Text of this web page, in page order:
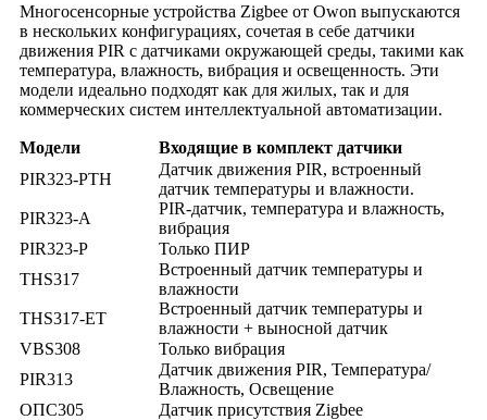
Многосенсорные устройства Zigbee от Owon выпускаются
в нескольких конфигурациях, сочетая в себе датчики
движения PIR с датчиками окружающей среды, такими как
температура, влажность, вибрация и освещенность. Эти
модели идеально подходят как для жилых, так и для
коммерческих систем интеллектуальной автоматизации.
Модели
Входящие в комплект датчики
PIR323-PTH
Датчик движения PIR, встроенный
датчик температуры и влажности.
PIR323-A
PIR-датчик, температура и влажность,
вибрация
PIR323-P
Только ПИР
THS317
Встроенный датчик температуры и
влажности
THS317-ET
Встроенный датчик температуры и
влажности + выносной датчик
VBS308
Только вибрация
PIR313
Датчик движения PIR, Температура/
Влажность, Освещение
ОПС305
Датчик присутствия Zigbee